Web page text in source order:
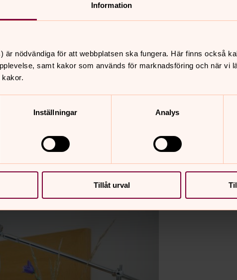
Information
är nödvändiga för att webbplatsen ska fungera. Här finns också
samt kakor som används för marknadsföring och när vi
Inställningar Analys
Tillåt urval
med egen badplats, lekplats,
har vi en laddstolpe med två uttag.
Alla rum är rökfria. I ett av
ring oss på 019-15 45